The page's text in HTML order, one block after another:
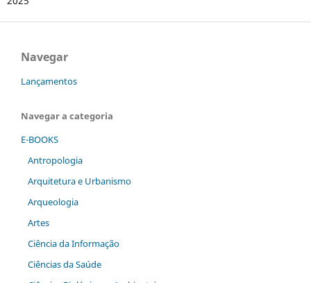
Navegar
Lançamentos
Navegar a categoria
E-BOOKS
Antropologia
Arquitetura e Urbanismo
Arqueologia
Artes
Ciência da Informação
Ciências da Saúde